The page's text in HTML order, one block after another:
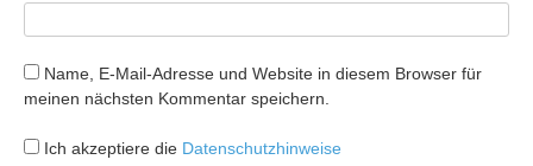
Name, E-Mail-Adresse und Website in diesem Browser für
meinen nächsten Kommentar speichern.
Ich akzeptiere die Datenschutzhinweise